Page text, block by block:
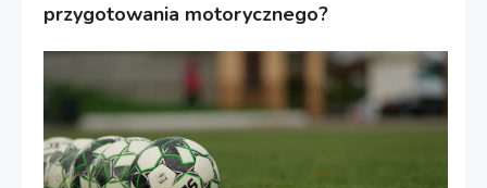
przygotowania motorycznego?